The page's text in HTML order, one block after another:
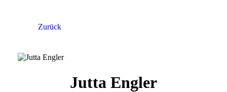
Zurück
Jutta Engler